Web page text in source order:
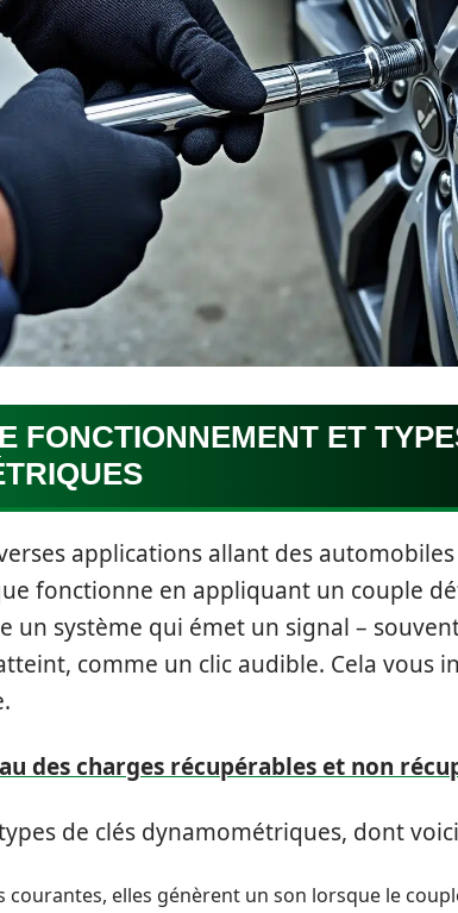
FONCTIONNEMENT ET
applications allant des
fonctionne en appliquant un couple
un système qui émet un signal –
comme un clic audible. Cela vous
des charges récupérables et non
de clés dynamométriques, dont
courantes, elles génèrent un son lorsque le